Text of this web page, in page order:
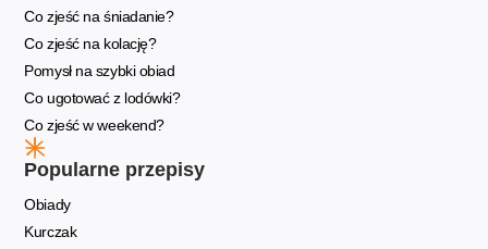
Co zjeść na śniadanie?
Co zjeść na kolację?
Pomysł na szybki obiad
Co ugotować z lodówki?
Co zjeść w weekend?
Popularne przepisy
Obiady
Kurczak